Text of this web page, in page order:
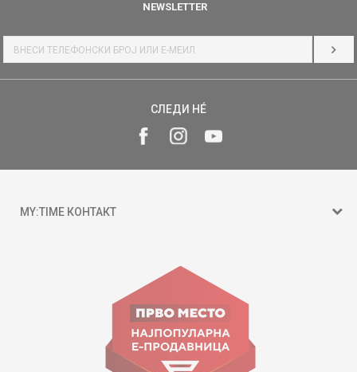
NEWSLETTER
СЛЕДИ НÉ
MY:TIME КОНТАКТ
ул. Гоце Николовски бр.74 Скопје
contact@mytime.mk
Работно време:
09:00 до 17:00